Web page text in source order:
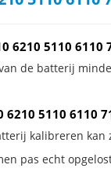
6210 5110
de batterij
5110
kalibreren
pas echt